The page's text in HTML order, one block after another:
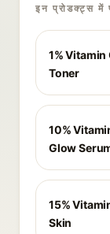
इन प्रोडक्ट्स में
1%
Toner
10%
Glow
15%
Skin